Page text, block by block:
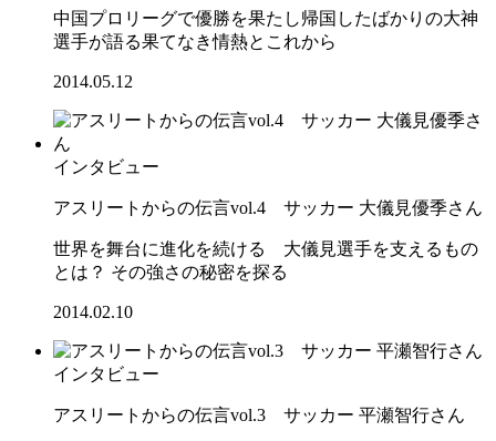
中国プロリーグで優勝を果たし帰国したばかりの大神
選手が語る果てなき情熱とこれから
2014.05.12
インタビュー
アスリートからの伝言vol.4 サッカー 大儀見優季さん
世界を舞台に進化を続ける 大儀見選手を支えるもの
とは？ その強さの秘密を探る
2014.02.10
インタビュー
アスリートからの伝言vol.3 サッカー 平瀬智行さん